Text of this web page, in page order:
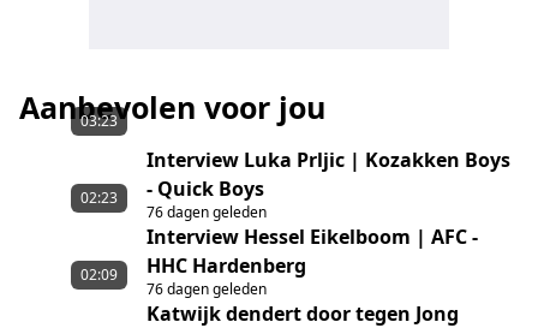
Aanbevolen voor jou
03:23
Interview Luka Prljic | Kozakken Boys
- Quick Boys
76 dagen geleden
02:23
Interview Hessel Eikelboom | AFC -
HHC Hardenberg
76 dagen geleden
02:09
Katwijk dendert door tegen Jong